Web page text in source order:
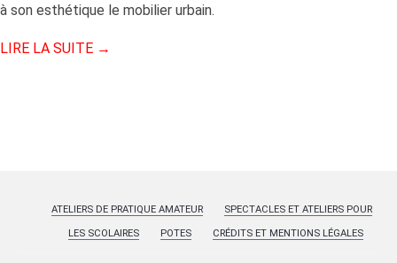
à son esthétique le mobilier urbain.
LIRE LA SUITE →
ATELIERS DE PRATIQUE AMATEUR SPECTACLES ET ATELIERS POUR
LES SCOLAIRES POTES CRÉDITS ET MENTIONS LÉGALES